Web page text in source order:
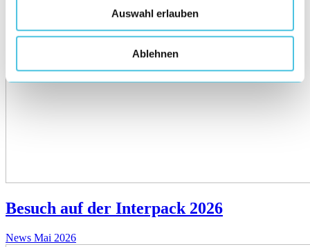
Auswahl erlauben
Ablehnen
Besuch auf der Interpack 2026
News Mai 2026